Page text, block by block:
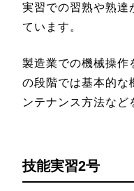
実習での習熟や熟達
ています。
製造業での機械操作
の段階では基本的な
ンテナンス方法など
技能実習2号